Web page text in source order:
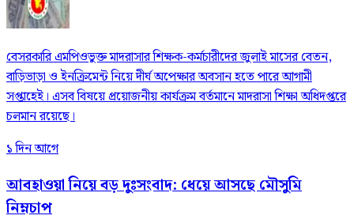
বেসরকারি এমপিওভুক্ত মাদরাসার শিক্ষক-কর্মচারীদের জুলাই মাসের বেতন,
বাড়িভাড়া ও ইনক্রিমেন্ট নিয়ে দীর্ঘ অপেক্ষার অবসান হতে পারে আগামী
সপ্তাহেই। এসব বিষয়ে প্রয়োজনীয় কার্যক্রম বর্তমানে মাদরাসা শিক্ষা অধিদপ্তরে
চলমান রয়েছে।
১ দিন আগে
আবহাওয়া নিয়ে বড় দুঃসংবাদ: ধেয়ে আসছে মৌসুমি
নিম্নচাপ